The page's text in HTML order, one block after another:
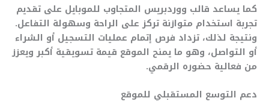
كما يساعد قالب ووردبريس المتجاوب للموبايل على تقديم
تجربة استخدام متوازنة تركز على الراحة وسهولة التفاعل.
ونتيجة لذلك، تزداد فرص إتمام عمليات التسجيل أو الشراء
أو التواصل، وهو ما يمنح الموقع قيمة تسويقية أكبر ويعزز
من فعالية حضوره الرقمي.
دعم التوسع المستقبلي للموقع